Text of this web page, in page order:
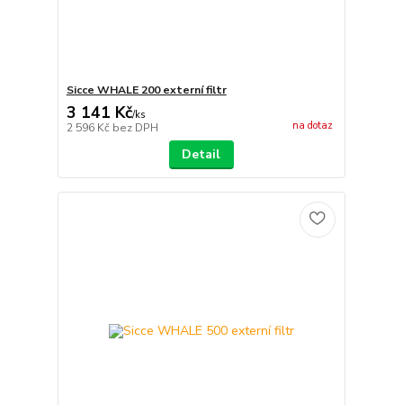
Sicce WHALE 200 externí filtr
3 141 Kč/ks
2 596 Kč bez DPH na dotaz
Detail